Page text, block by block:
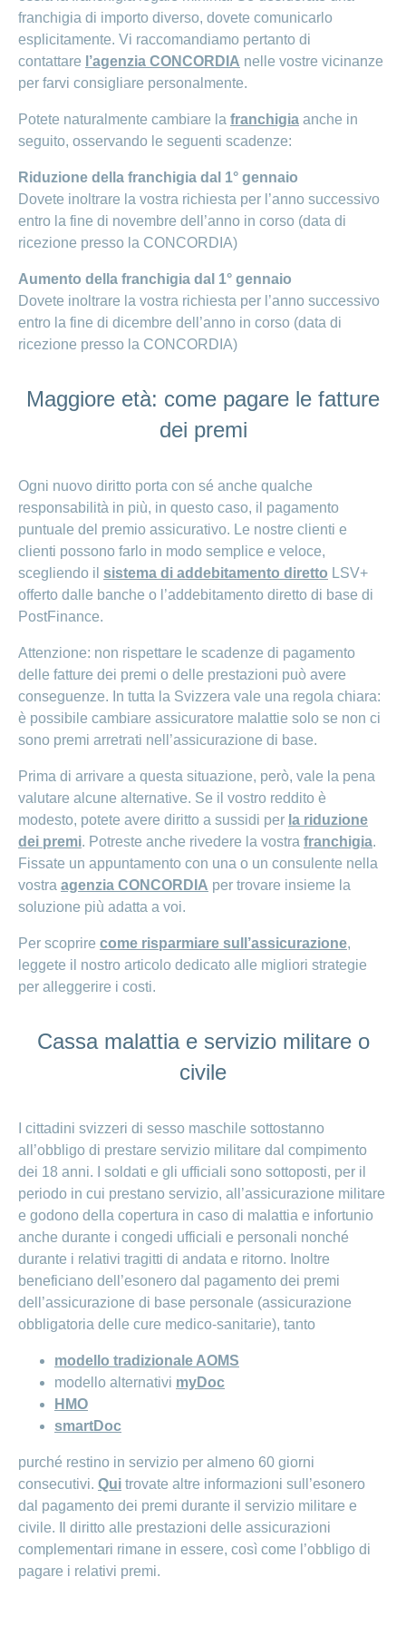
franchigia di importo diverso, dovete comunicarlo
esplicitamente. Vi raccomandiamo pertanto di
contattare l’agenzia CONCORDIA nelle vostre vicinanze
per farvi consigliare personalmente.
Potete naturalmente cambiare la franchigia anche in
seguito, osservando le seguenti scadenze:
Riduzione della franchigia dal 1° gennaio
Dovete inoltrare la vostra richiesta per l’anno successivo
entro la fine di novembre dell’anno in corso (data di
ricezione presso la CONCORDIA)
Aumento della franchigia dal 1° gennaio
Dovete inoltrare la vostra richiesta per l’anno successivo
entro la fine di dicembre dell’anno in corso (data di
ricezione presso la CONCORDIA)
Maggiore età: come pagare le fatture
dei premi
Ogni nuovo diritto porta con sé anche qualche
responsabilità in più, in questo caso, il pagamento
puntuale del premio assicurativo. Le nostre clienti e
clienti possono farlo in modo semplice e veloce,
scegliendo il sistema di addebitamento diretto LSV+
offerto dalle banche o l’addebitamento diretto di base di
PostFinance.
Attenzione: non rispettare le scadenze di pagamento
delle fatture dei premi o delle prestazioni può avere
conseguenze. In tutta la Svizzera vale una regola chiara:
è possibile cambiare assicuratore malattie solo se non ci
sono premi arretrati nell’assicurazione di base.
Prima di arrivare a questa situazione, però, vale la pena
valutare alcune alternative. Se il vostro reddito è
modesto, potete avere diritto a sussidi per la riduzione
dei premi. Potreste anche rivedere la vostra franchigia.
Fissate un appuntamento con una o un consulente nella
vostra agenzia CONCORDIA per trovare insieme la
soluzione più adatta a voi.
Per scoprire come risparmiare sull’assicurazione,
leggete il nostro articolo dedicato alle migliori strategie
per alleggerire i costi.
Cassa malattia e servizio militare o
civile
I cittadini svizzeri di sesso maschile sottostanno
all’obbligo di prestare servizio militare dal compimento
dei 18 anni. I soldati e gli ufficiali sono sottoposti, per il
periodo in cui prestano servizio, all’assicurazione militare
e godono della copertura in caso di malattia e infortunio
anche durante i congedi ufficiali e personali nonché
durante i relativi tragitti di andata e ritorno. Inoltre
beneficiano dell’esonero dal pagamento dei premi
dell’assicurazione di base personale (assicurazione
obbligatoria delle cure medico-sanitarie), tanto
modello tradizionale AOMS
modello alternativi myDoc
HMO
smartDoc
purché restino in servizio per almeno 60 giorni
consecutivi. Qui trovate altre informazioni sull’esonero
dal pagamento dei premi durante il servizio militare e
civile. Il diritto alle prestazioni delle assicurazioni
complementari rimane in essere, così come l’obbligo di
pagare i relativi premi.